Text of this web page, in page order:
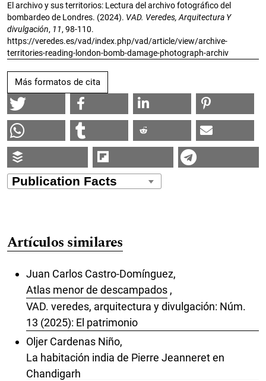
El archivo y sus territorios: Lectura del archivo fotográfico del
bombardeo de Londres. (2024). VAD. Veredes, Arquitectura Y
divulgación, 11, 98-110.
https://veredes.es/vad/index.php/vad/article/view/archive-
territories-reading-london-bomb-damage-photograph-archiv
Más formatos de cita
Artículos similares
Juan Carlos Castro-Domínguez,
Atlas menor de descampados ,
VAD. veredes, arquitectura y divulgación: Núm.
13 (2025): El patrimonio
Oljer Cardenas Niño,
La habitación india de Pierre Jeanneret en
Chandigarh